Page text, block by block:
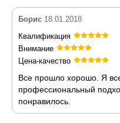
Борис 18.01.2018
Квалификация
Внимание
Цена-качество
Все прошло хорошо. Я
профессиональный
понравилось.